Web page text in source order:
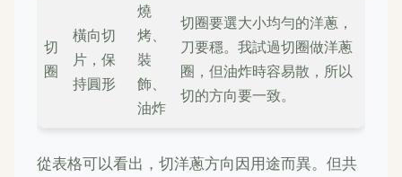
切
圈
橫向切
片，保
持圓形
燒
烤、
裝
飾、
油炸
切圈要選大小均勻的洋蔥，
刀要穩。我試過切圈做洋蔥
圈，但油炸時容易散，所以
切的方向要一致。
從表格可以看出，切洋蔥方向因用途而異。但共